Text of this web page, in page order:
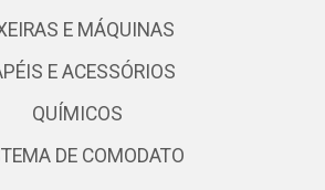
E MÁQUINAS
E ACESSÓRIOS
QUÍMICOS
DE COMODATO